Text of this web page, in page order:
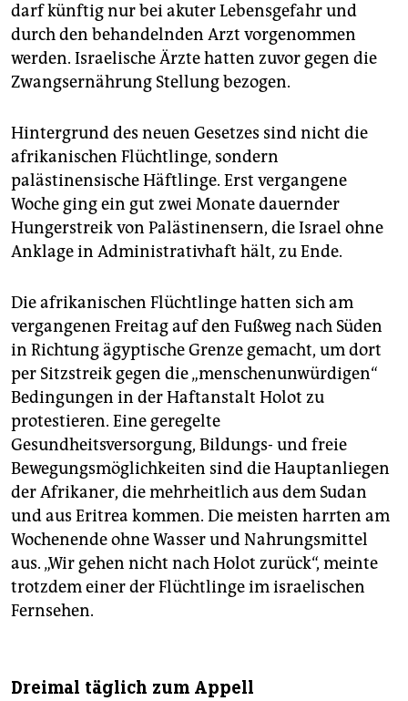
darf künftig nur bei akuter Lebensgefahr und
durch den behandelnden Arzt vorgenommen
werden. Israelische Ärzte hatten zuvor gegen die
Zwangsernährung Stellung bezogen.
Hintergrund des neuen Gesetzes sind nicht die
afrikanischen Flüchtlinge, sondern
palästinensische Häftlinge. Erst vergangene
Woche ging ein gut zwei Monate dauernder
Hungerstreik von Palästinensern, die Israel ohne
Anklage in Administrativhaft hält, zu Ende.
Die afrikanischen Flüchtlinge hatten sich am
vergangenen Freitag auf den Fußweg nach Süden
in Richtung ägyptische Grenze gemacht, um dort
per Sitzstreik gegen die „menschenunwürdigen“
Bedingungen in der Haftanstalt Holot zu
protestieren. Eine geregelte
Gesundheitsversorgung, Bildungs- und freie
Bewegungsmöglichkeiten sind die Hauptanliegen
der Afrikaner, die mehrheitlich aus dem Sudan
und aus Eritrea kommen. Die meisten harrten am
Wochenende ohne Wasser und Nahrungsmittel
aus. „Wir gehen nicht nach Holot zurück“, meinte
trotzdem einer der Flüchtlinge im israelischen
Fernsehen.
Dreimal täglich zum Appell